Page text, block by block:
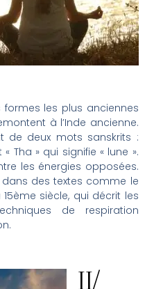
formes les plus anciennes
à l’Inde ancienne.
de deux mots sanskrits :
Tha » qui signifie « lune ».
les énergies opposées.
des textes comme le
siècle, qui décrit les
de respiration
II/